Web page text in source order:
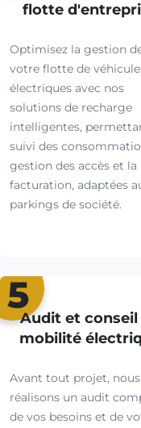
flotte
Optimisez la gestion
votre flotte de
électriques avec nos
solutions de recharge
intelligentes,
suivi des
gestion des accès et la
facturation, adaptées
parkings de société.
5
Audit et conseil
mobilité
Avant tout projet, nous
réalisons un audit
de vos besoins et de